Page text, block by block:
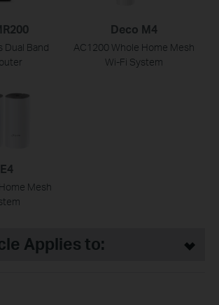
Dual Band
Deco M4
AC1200 Whole Home Mesh
Wi-Fi System
Mesh
Applies to: